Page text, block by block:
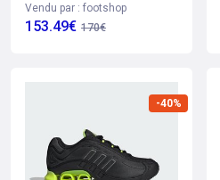
Vendu par : footshop
153.49€ 170€
-40%